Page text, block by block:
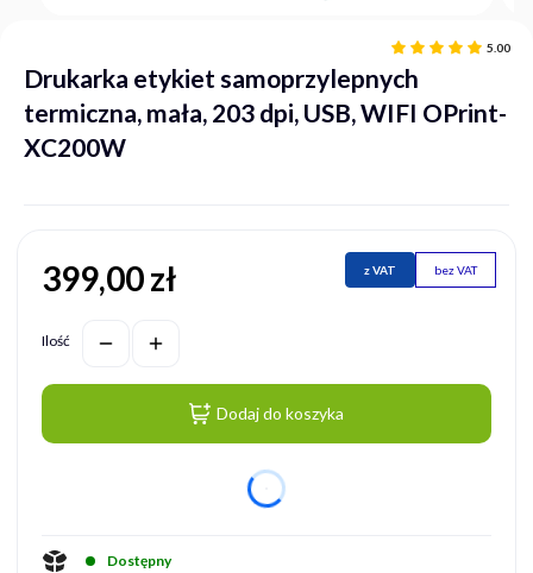
Drukarka etykiet samoprzylepnych
termiczna, mała, 203 dpi, USB, WIFI OPrint-
XC200W
5.00
z VAT bez VAT
Cena
399,00 zł
Ilość
Dodaj do koszyka
Dostępny